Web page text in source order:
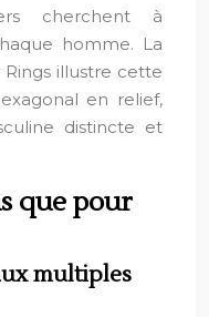
cherchent à
homme. La
Rings illustre cette
en relief,
distincte et
que pour
multiples